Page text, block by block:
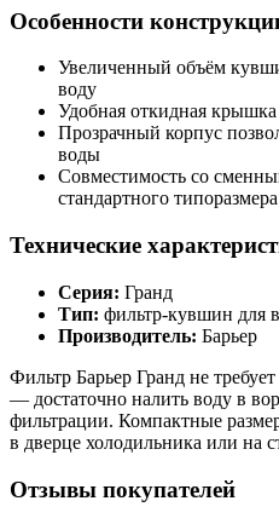
Особенности
Увеличенный объём
воду
Удобная откидная
Прозрачный корпус
воды
Совместимость со
стандартного типоразмера
Технические
Серия: Гранд
Тип: фильтр-кувшин для
Производитель: Барьер
Фильтр Барьер Гранд не
— достаточно налить воду в
фильтрации. Компактные
в дверце холодильника или на
Отзывы покупателей